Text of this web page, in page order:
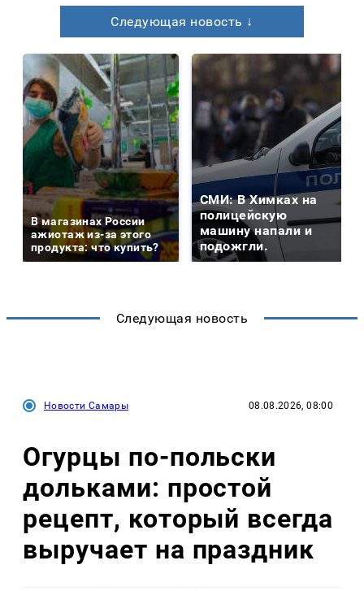
Следующая новость ↓
В магазинах России
ажиотаж из-за этого
продукта: что купить?
СМИ: В Химках на
полицейскую
машину напали и
подожгли.
Следующая новость
Новости Самары 08.08.2026, 08:00
Огурцы по‑польски
дольками: простой
рецепт, который всегда
выручает на праздник